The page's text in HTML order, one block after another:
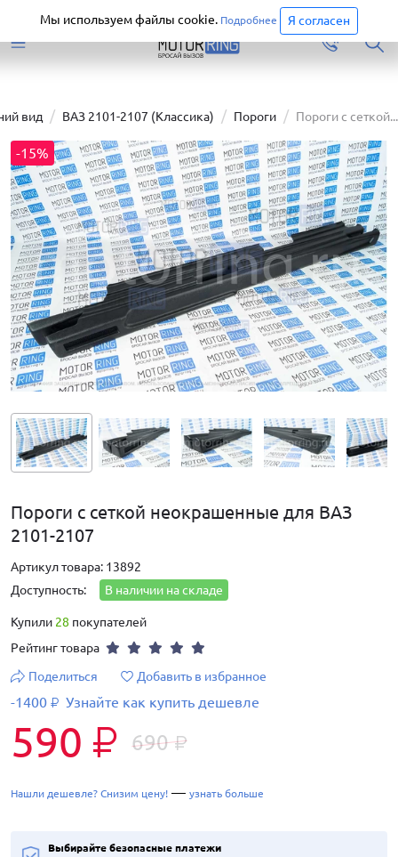
Перейти
вид ВАЗ 2101-2107 (Классика) Пороги Пороги с сеткой...
-15%
Пороги с сеткой неокрашенные для ВАЗ
2101-2107
Артикул товара: 13892
Доступность:
В наличии на складе
Купили 28 покупателей
Рейтинг товара
Поделиться
Добавить в избранное
-1400 ₽ Узнайте как купить дешевле
590 ₽ 690₽
Нашли дешевле? Снизим цену! — узнать больше
Выбирайте безопасные платежи
Мы используем файлы cookie. Подробнее Я согласен